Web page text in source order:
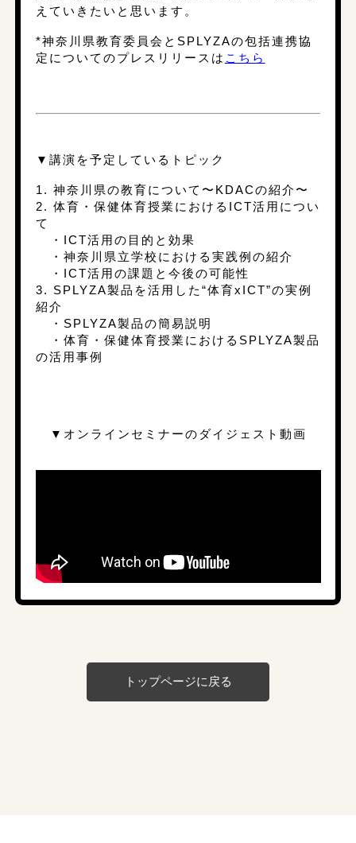
で推進いただいている神奈川県教育委員会より
xICT”の実態と今後の可能性について一緒に考
えていきたいと思います。
定についてのプレスリリースはこちら
▼講演を予定しているトピック
1. 神奈川県の教育について〜KDACの紹介〜
2. 体育・保健体育授業におけるICT活用につい
て
・ICT活用の目的と効果
・神奈川県立学校における実践例の紹介
・ICT活用の課題と今後の可能性
3. SPLYZA製品を活用した“体育xICT”の実例